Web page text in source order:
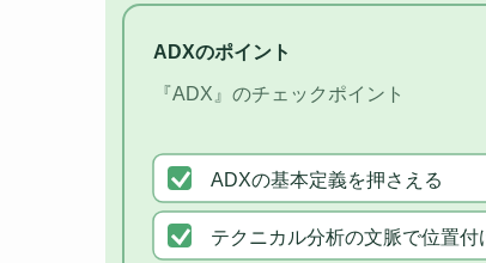
ADXのポイント
『ADX』のチェックポイント
ADXの基本定義を押さえる
テクニカル分析の文脈で位置付